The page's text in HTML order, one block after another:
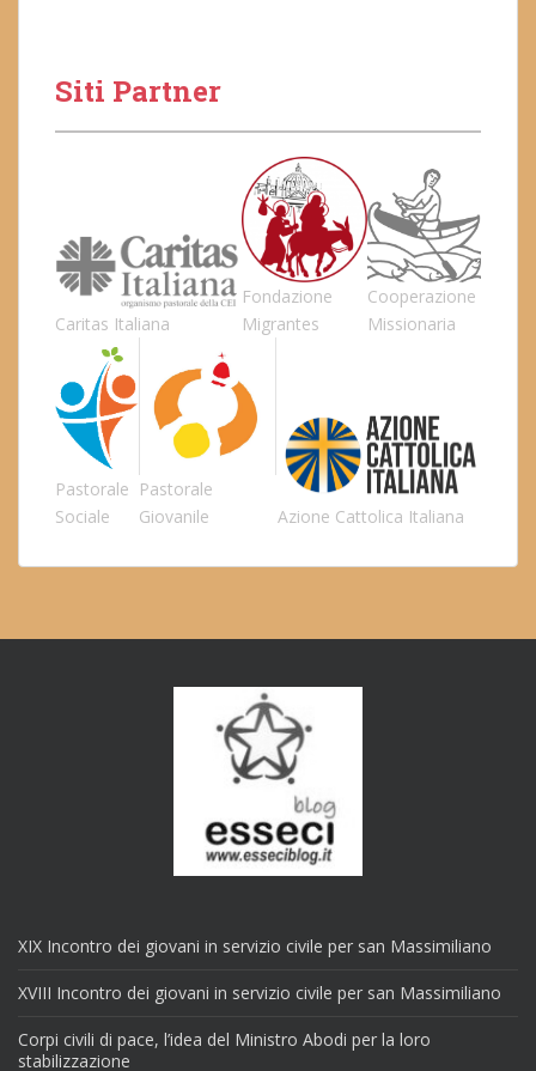
Siti Partner
Caritas Italiana
Fondazione
Migrantes
Cooperazione
Missionaria
Pastorale
Sociale
Pastorale
Giovanile
Azione Cattolica Italiana
XIX Incontro dei giovani in servizio civile per san Massimiliano
XVIII Incontro dei giovani in servizio civile per san Massimiliano
Corpi civili di pace, l’idea del Ministro Abodi per la loro
stabilizzazione